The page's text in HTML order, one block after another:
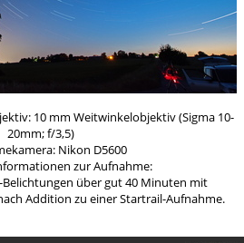
10 mm Weitwinkelobjektiv (Sigma 10-
20mm; f/3,5)
Nikon D5600
zur Aufnahme:
Belichtungen über gut 40 Minuten mit
Addition zu einer Startrail-Aufnahme.